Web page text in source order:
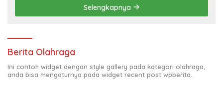
Selengkapnya
Berita Olahraga
Ini contoh widget dengan style gallery pada kategori olahraga,
anda bisa mengaturnya pada widget recent post wpberita.